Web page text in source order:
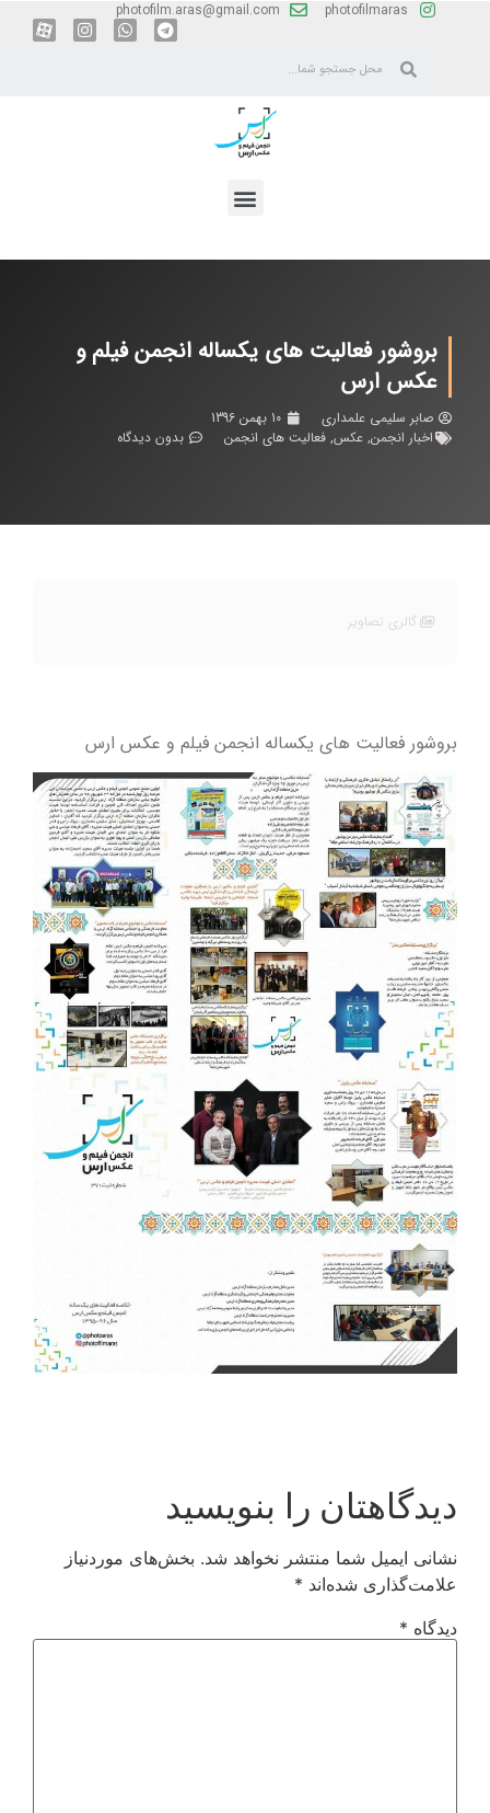
photofilmaras
photofilm.aras@gmail.com
بروشور فعالیت های یکساله انجمن فیلم و
عکس ارس
صابر سلیمی علمداری
10 بهمن 1396
اخبار انجمن, عکس, فعالیت های انجمن بدون دیدگاه
گالری تصاویر
بروشور فعالیت های یکساله انجمن فیلم و عکس ارس
دیدگاهتان را بنویسید
نشانی ایمیل شما منتشر نخواهد شد. بخش‌های موردنیاز
علامت‌گذاری شده‌اند *
دیدگاه *